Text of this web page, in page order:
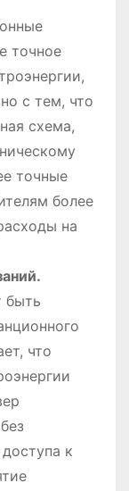
точное
с тем, что
схема,
точные
более
на
быть
что
к